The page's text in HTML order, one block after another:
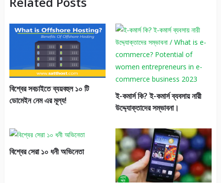
বিশ্বের সবচাইতে ব্যয়বহুল ১০ টি
ডোমেইন নেম এর মূল্য!
ই-কমার্স কি? ই-কমার্স ব্যবসায় নারী
উদ্দ্যোক্তাদের সম্ভাবনা।
বিশ্বের সেরা ১০ ধনী অভিনেতা